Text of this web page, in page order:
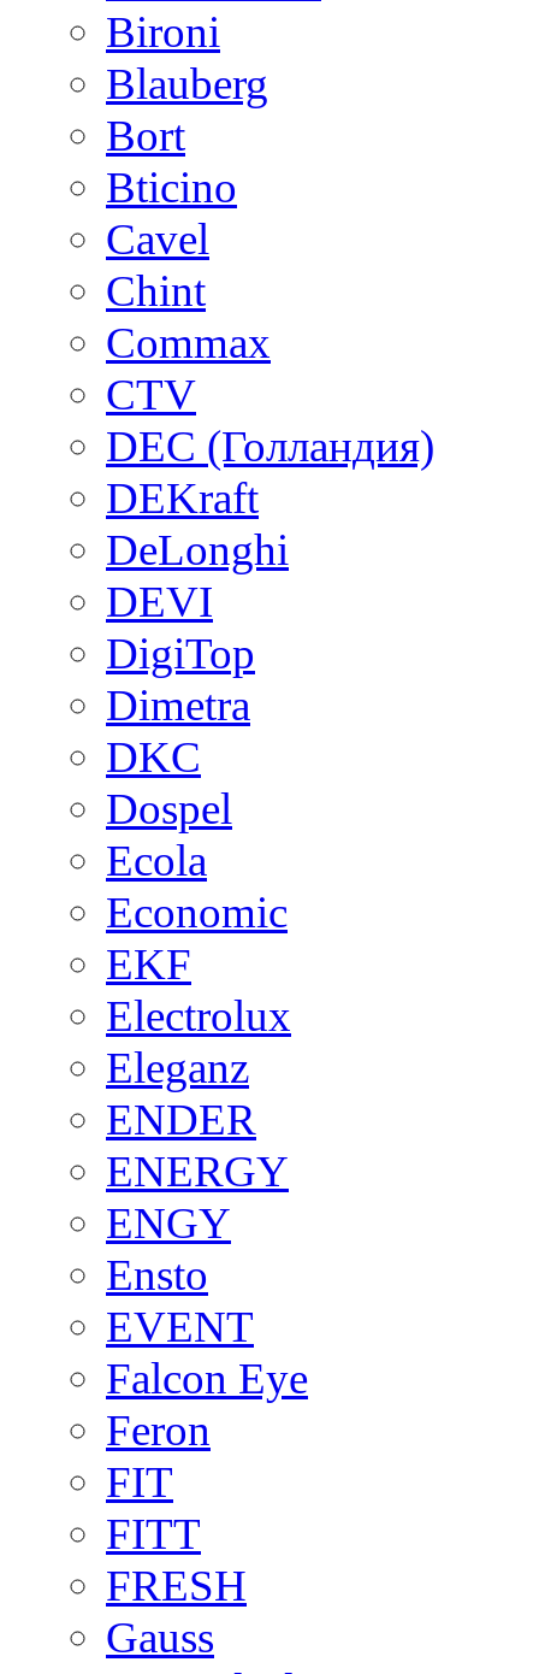
Bironi
Blauberg
Bort
Bticino
Cavel
Chint
Commax
CTV
DEC (Голландия)
DEKraft
DeLonghi
DEVI
DigiTop
Dimetra
DKC
Dospel
Ecola
Economic
EKF
Electrolux
Eleganz
ENDER
ENERGY
ENGY
Ensto
EVENT
Falcon Eye
Feron
FIT
FITT
FRESH
Gauss